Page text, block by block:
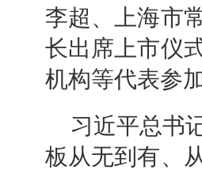
李超、上海市
长出席上市仪
机构等代表参
习近平总书
板从无到有、